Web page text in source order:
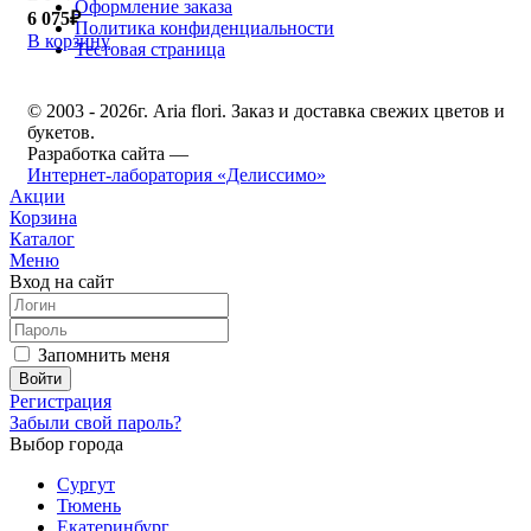
6 075₽
В корзину
Оформление заказа
Политика конфиденциальности
Тестовая страница
© 2003 - 2026г. Aria flori. Заказ и доставка свежих цветов и
букетов.
Разработка сайта —
Интернет-лаборатория «Делиссимо»
Акции
Корзина
Каталог
Меню
Вход на сайт
Запомнить меня
Регистрация
Забыли свой пароль?
Выбор города
Сургут
Тюмень
Екатеринбург